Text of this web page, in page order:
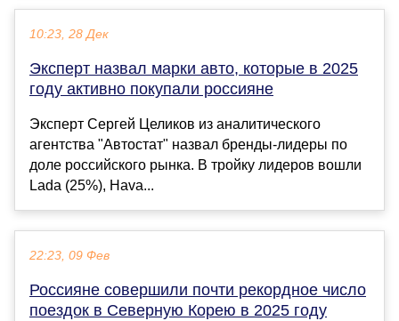
10:23, 28 Дек
Эксперт назвал марки авто, которые в 2025
году активно покупали россияне
Эксперт Сергей Целиков из аналитического
агентства "Автостат" назвал бренды-лидеры по
доле российского рынка. В тройку лидеров вошли
Lada (25%), Hava...
22:23, 09 Фев
Россияне совершили почти рекордное число
поездок в Северную Корею в 2025 году